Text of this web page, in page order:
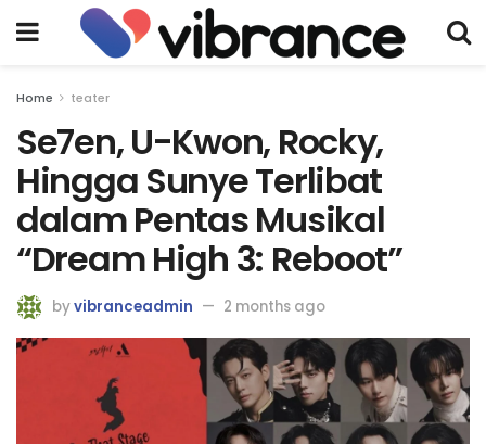
Home teater
Se7en, U-Kwon, Rocky,
Hingga Sunye Terlibat
dalam Pentas Musikal
“Dream High 3: Reboot”
byvibranceadmin 2 months ago